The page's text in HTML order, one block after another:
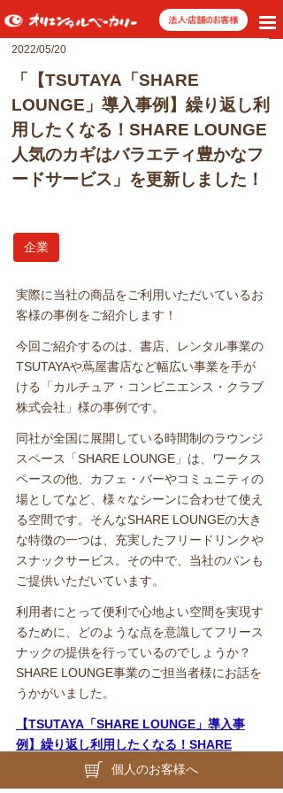
2022/05/20
「【TSUTAYA「SHARE
LOUNGE」導入事例】繰り返し利
用したくなる！SHARE LOUNGE
人気のカギはバラエティ豊かなフ
ードサービス」を更新しました！
企業
実際に当社の商品をご利用いただいているお
客様の事例をご紹介します！
今回ご紹介するのは、書店、レンタル事業の
TSUTAYAや蔦屋書店など幅広い事業を手が
ける「カルチュア・コンビニエンス・クラブ
株式会社」様の事例です。
同社が全国に展開している時間制のラウンジ
スペース「SHARE LOUNGE」は、ワークス
ペースの他、カフェ・バーやコミュニティの
場としてなど、様々なシーンに合わせて使え
る空間です。そんなSHARE LOUNGEの大き
な特徴の一つは、充実したフリードリンクや
スナックサービス。その中で、当社のパンも
ご提供いただいています。
利用者にとって便利で心地よい空間を実現す
るために、どのような点を意識してフリース
ナックの提供を行っているのでしょうか？
SHARE LOUNGE事業のご担当者様にお話を
うかがいました。
【TSUTAYA「SHARE LOUNGE」導入事
例】繰り返し利用したくなる！SHARE
LOUNGE人気のカギはバラエティ豊かなフー
個人のお客様へ